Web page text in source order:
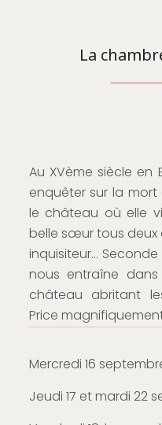
La
Au XVème siècle en
enquêter sur la
le château où elle
belle sœur tous deux
inquisiteur…
nous entraîne dans
château abritant
Price
Mercredi 16
Jeudi 17 et mardi 22